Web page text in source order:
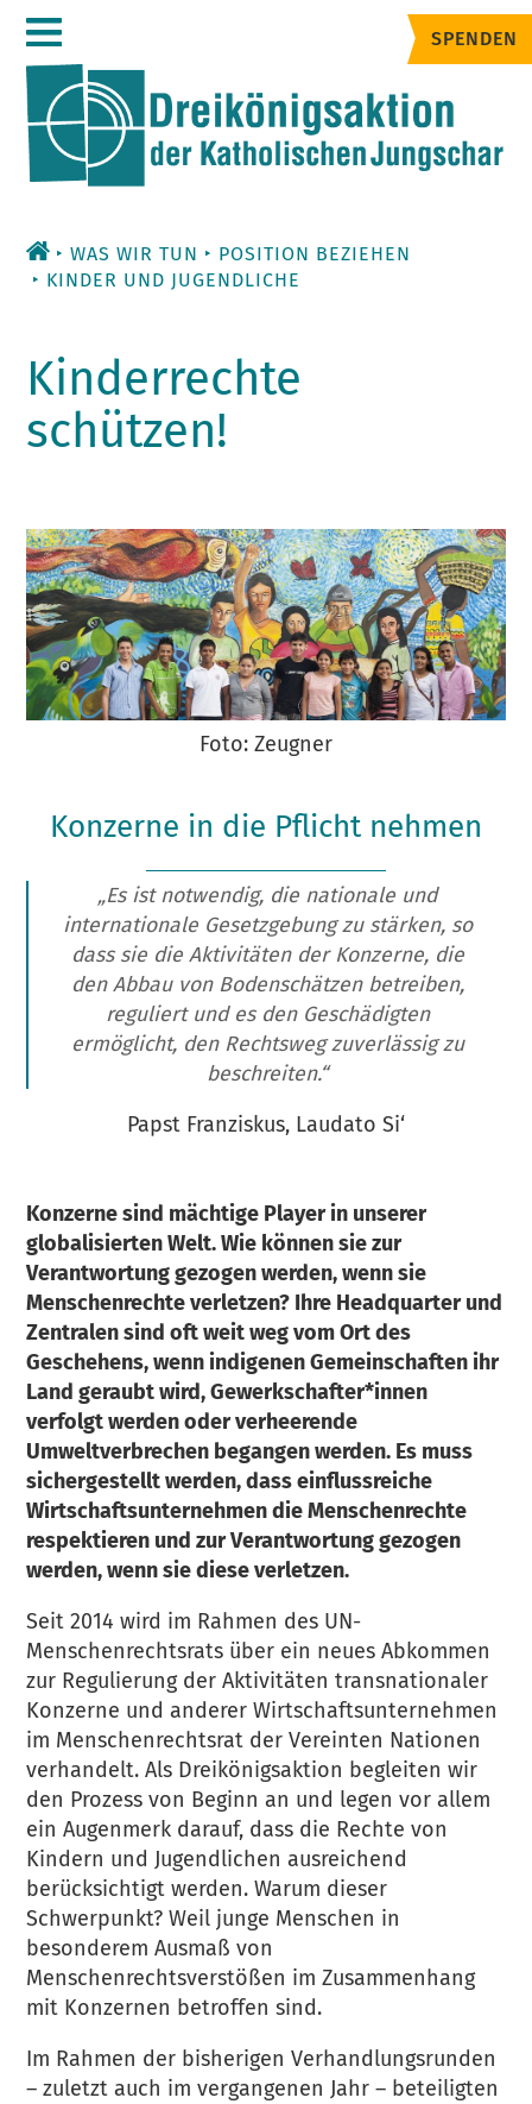
Zum
Inhalt
SPENDEN
WAS WIR TUN
POSITION BEZIEHEN
KINDER UND JUGENDLICHE
Kinderrechte
schützen!
Foto: Zeugner
Konzerne in die Pflicht nehmen
„Es ist notwendig, die nationale und
internationale Gesetzgebung zu stärken, so
dass sie die Aktivitäten der Konzerne, die
den Abbau von Bodenschätzen betreiben,
reguliert und es den Geschädigten
ermöglicht, den Rechtsweg zuverlässig zu
beschreiten.“
Papst Franziskus, Laudato Si‘
Konzerne sind mächtige Player in unserer
globalisierten Welt. Wie können sie zur
Verantwortung gezogen werden, wenn sie
Menschenrechte verletzen? Ihre Headquarter und
Zentralen sind oft weit weg vom Ort des
Geschehens, wenn indigenen Gemeinschaften ihr
Land geraubt wird, Gewerkschafter*innen
verfolgt werden oder verheerende
Umweltverbrechen begangen werden. Es muss
sichergestellt werden, dass einflussreiche
Wirtschaftsunternehmen die Menschenrechte
respektieren und zur Verantwortung gezogen
werden, wenn sie diese verletzen.
Seit 2014 wird im Rahmen des UN-
Menschenrechtsrats über ein neues Abkommen
zur Regulierung der Aktivitäten transnationaler
Konzerne und anderer Wirtschaftsunternehmen
im Menschenrechtsrat der Vereinten Nationen
verhandelt. Als Dreikönigsaktion begleiten wir
den Prozess von Beginn an und legen vor allem
ein Augenmerk darauf, dass die Rechte von
Kindern und Jugendlichen ausreichend
berücksichtigt werden. Warum dieser
Schwerpunkt? Weil junge Menschen in
besonderem Ausmaß von
Menschenrechtsverstößen im Zusammenhang
mit Konzernen betroffen sind.
Im Rahmen der bisherigen Verhandlungsrunden
– zuletzt auch im vergangenen Jahr – beteiligten